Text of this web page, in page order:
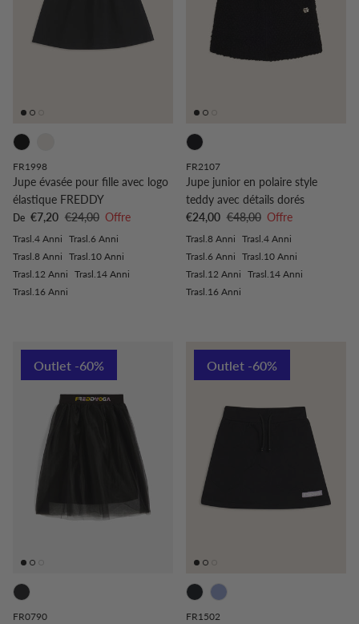
FR1998
Jupe évasée pour fille avec logo
élastique FREDDY
Prix soldé
De €7,20 Prix habituel
€24,00 Offre
Trasl.4 Anni Trasl.6 Anni
Trasl.8 Anni Trasl.10 Anni
Trasl.12 Anni Trasl.14 Anni
Trasl.16 Anni
FR2107
Jupe junior en polaire style
teddy avec détails dorés
Prix soldé
€24,00 Prix habituel
€48,00 Offre
Trasl.8 Anni Trasl.4 Anni
Trasl.6 Anni Trasl.10 Anni
Trasl.12 Anni Trasl.14 Anni
Trasl.16 Anni
Outlet -60%
FR0790
Outlet -60%
FR1502